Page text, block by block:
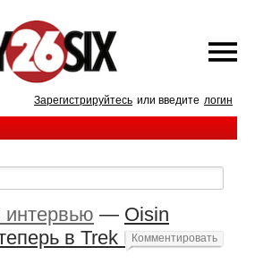
Зарегистрируйтесь или введите логин
— Oisin
в Trek Factory
Комментировать